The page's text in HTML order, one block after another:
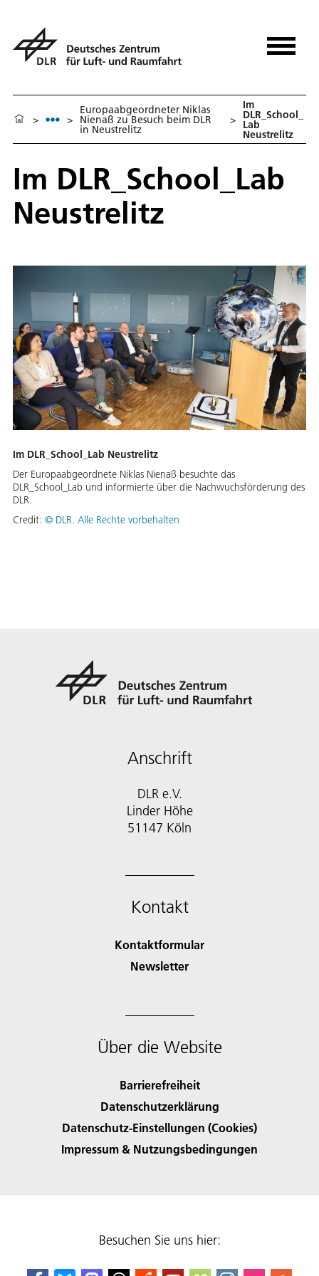
> >
Europaabgeordneter Niklas
Nienaß zu Besuch beim DLR
in Neustrelitz
>
Im
DLR_School_
Lab
Neustrelitz
Im DLR_School_Lab
Neustrelitz
Im DLR_School_Lab Neustrelitz
Der Europaabgeordnete Niklas Nienaß besuchte das
DLR_School_Lab und informierte über die Nachwuchsförderung des
DLR.
Credit: © DLR. Alle Rechte vorbehalten
Anschrift
DLR e.V.
Linder Höhe
51147 Köln
Kontakt
Kontaktformular
Newsletter
Über die Website
Barrierefreiheit
Datenschutzerklärung
Datenschutz-Einstellungen (Cookies)
Impressum & Nutzungsbedingungen
Besuchen Sie uns hier: